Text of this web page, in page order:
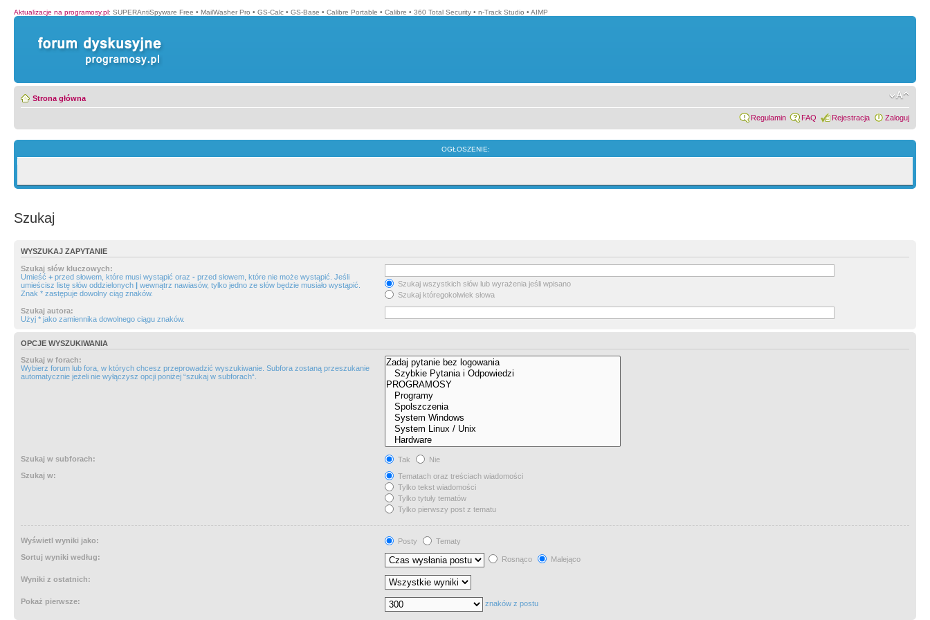
Aktualizacje na programosy.pl: SUPERAntiSpyware Free • MailWasher Pro • GS-Calc • GS-Base • Calibre Portable • Calibre • 360 Total Security • n-Track Studio • AIMP
Strona główna
Regulamin FAQ Rejestracja Zaloguj
OGŁOSZENIE:
Szukaj
WYSZUKAJ ZAPYTANIE
Szukaj słów kluczowych:
Umieść + przed słowem, które musi wystąpić oraz - przed słowem, które nie może wystąpić. Jeśli
umieścisz listę słów oddzielonych | wewnątrz nawiasów, tylko jedno ze słów będzie musiało wystąpić.
Znak * zastępuje dowolny ciąg znaków.
Szukaj wszystkich słów lub wyrażenia jeśli wpisano
Szukaj któregokolwiek słowa
Szukaj autora:
Użyj * jako zamiennika dowolnego ciągu znaków.
OPCJE WYSZUKIWANIA
Szukaj w forach:
Wybierz forum lub fora, w których chcesz przeprowadzić wyszukiwanie. Subfora zostaną przeszukanie
automatycznie jeżeli nie wyłączysz opcji poniżej “szukaj w subforach“.
Szukaj w subforach: Tak
Nie
Szukaj w:
Tematach oraz treściach wiadomości
Tylko tekst wiadomości
Tylko tytuły tematów
Tylko pierwszy post z tematu
Wyświetl wyniki jako: Posty
Tematy
Sortuj wyniki według:
Rosnąco Malejąco
Wyniki z ostatnich:
Pokaż pierwsze: znaków z postu